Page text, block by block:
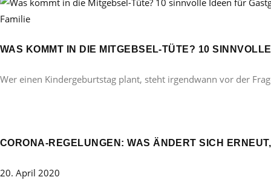
Familie
WAS KOMMT IN DIE MITGEBSEL-TÜTE? 10
Wer einen Kindergeburtstag plant, steht irgendwann vor der
CORONA-REGELUNGEN: WAS ÄNDERT SICH
20. April 2020